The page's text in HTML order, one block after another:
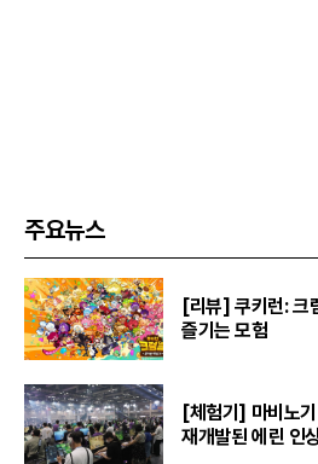
주요뉴스
[리뷰] 쿠키런: 크
즐기는 모험
[체험기] 마비노
재개발된 에린 인